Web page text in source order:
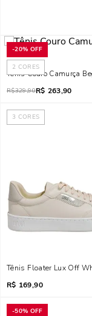
-20% OFF
2 CORES
Tênis Couro Camurça
R$329,90R$ 263,90
3 CORES
Tênis Floater Lux Off
R$ 169,90
-50% OFF